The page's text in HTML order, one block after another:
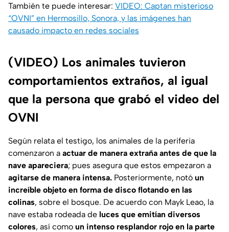
También te puede interesar: VIDEO: Captan misterioso
“OVNI” en Hermosillo, Sonora, y las imágenes han
causado impacto en redes sociales
(VIDEO) Los animales tuvieron
comportamientos extraños, al igual
que la persona que grabó el video del
OVNI
Según relata el testigo, los animales de la periferia
comenzaron a actuar de manera extraña antes de que la
nave apareciera; pues asegura que estos empezaron a
agitarse de manera intensa. Posteriormente, notó un
increíble objeto en forma de disco flotando en las
colinas, sobre el bosque. De acuerdo con Mayk Leao, la
nave estaba rodeada de luces que emitían diversos
colores, así como un intenso resplandor rojo en la parte